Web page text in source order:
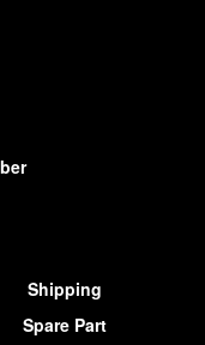
Shipping
Spare Part